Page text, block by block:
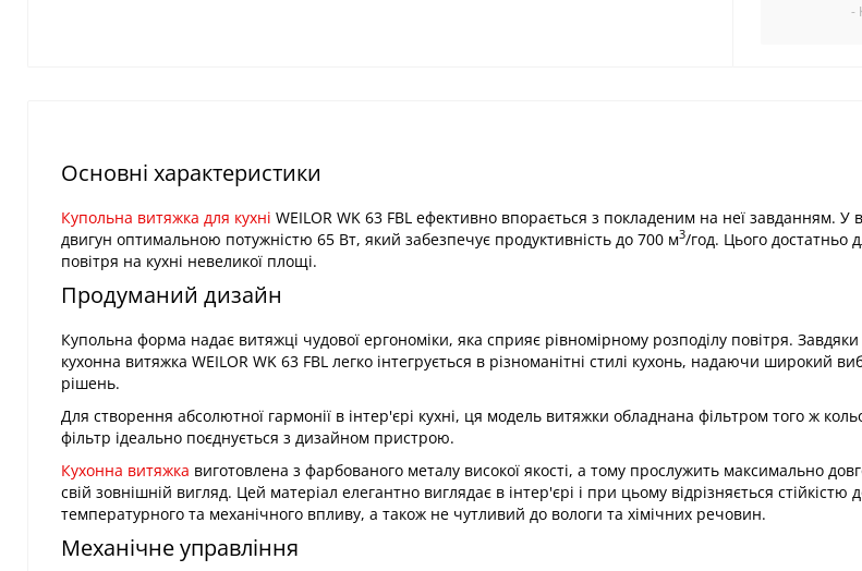
-
Основні характеристики
Купольна витяжка для кухні WEILOR WK 63 FBL ефективно впорається з покладеним на неї завданням. У
двигун оптимальною потужністю 65 Вт, який забезпечує продуктивність до 700 м3/год. Цього достатньо
повітря на кухні невеликої площі.
Продуманий дизайн
Купольна форма надає витяжці чудової ергономіки, яка сприяє рівномірному розподілу повітря.
кухонна витяжка WEILOR WK 63 FBL легко інтегрується в різноманітні стилі кухонь, надаючи широкий
рішень.
Для створення абсолютної гармонії в інтер'єрі кухні, ця модель витяжки обладнана фільтром того ж
фільтр ідеально поєднується з дизайном пристрою.
Кухонна витяжка виготовлена з фарбованого металу високої якості, а тому прослужить максимально
свій зовнішній вигляд. Цей матеріал елегантно виглядає в інтер'єрі і при цьому відрізняється стійкістю
температурного та механічного впливу, а також не чутливий до вологи та хімічних речовин.
Механічне управління